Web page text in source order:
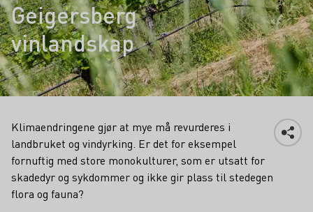
Geigersberg
vinlandskap
Klimaendringene gjør at mye må revurderes i
landbruket og vindyrking. Er det for eksempel
fornuftig med store monokulturer, som er utsatt for
skadedyr og sykdommer og ikke gir plass til stedegen
flora og fauna?